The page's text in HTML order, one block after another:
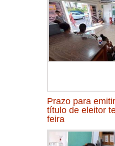
Prazo para
título de eleitor
feira